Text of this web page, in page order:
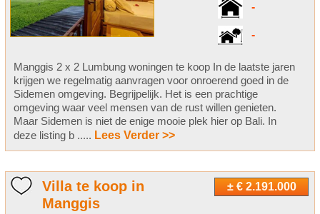
-
-
Manggis 2 x 2 Lumbung woningen te koop In de laatste jaren
krijgen we regelmatig aanvragen voor onroerend goed in de
Sidemen omgeving. Begrijpelijk. Het is een prachtige
omgeving waar veel mensen van de rust willen genieten.
Maar Sidemen is niet de enige mooie plek hier op Bali. In
deze listing b ..... Lees Verder >>
± € 2.191.000
Villa te koop in
Manggis